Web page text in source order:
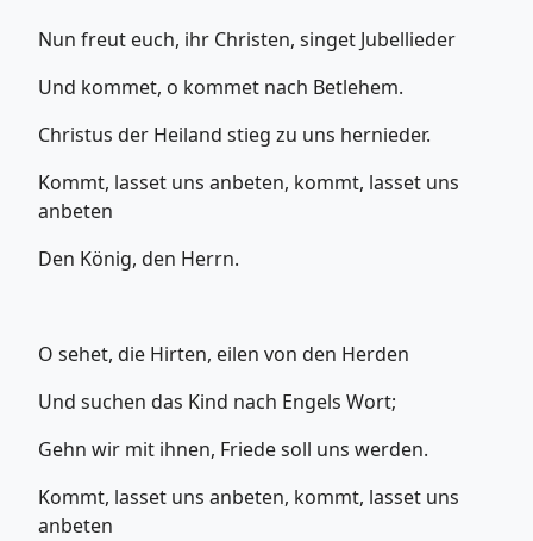
Nun freut euch, ihr Christen, singet Jubellieder
Und kommet, o kommet nach Betlehem.
Christus der Heiland stieg zu uns hernieder.
Kommt, lasset uns anbeten, kommt, lasset uns
anbeten
Den König, den Herrn.
O sehet, die Hirten, eilen von den Herden
Und suchen das Kind nach Engels Wort;
Gehn wir mit ihnen, Friede soll uns werden.
Kommt, lasset uns anbeten, kommt, lasset uns
anbeten